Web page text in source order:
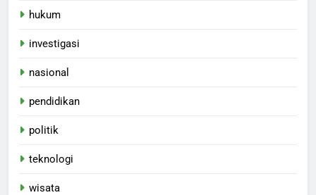
hukum
investigasi
nasional
pendidikan
politik
teknologi
wisata